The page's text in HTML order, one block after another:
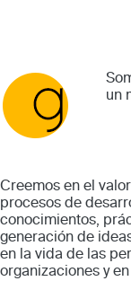
un
Creemos en el
procesos de
conocimientos,
generación de
en la vida de las
organizaciones y